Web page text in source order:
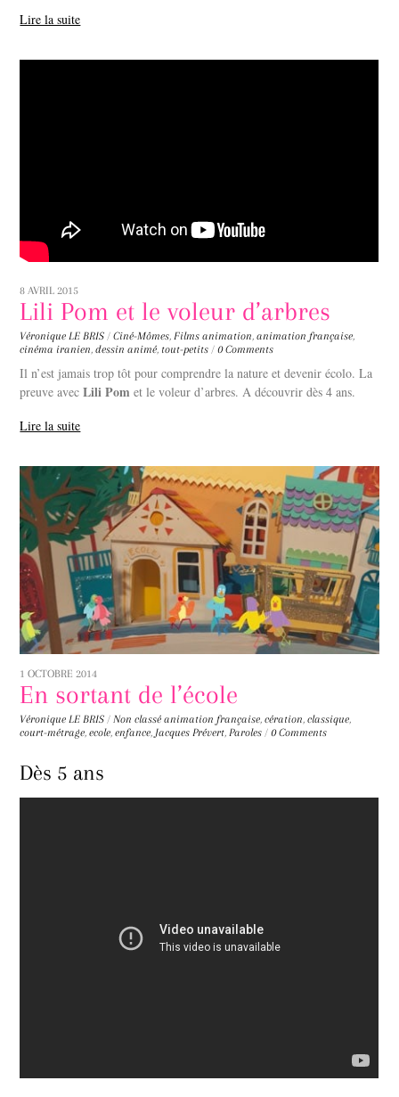
Lire la suite
8 AVRIL 2015
Lili Pom et le voleur d’arbres
Véronique LE BRIS / Ciné-Mômes, Films animation,animation française,
cinéma iranien,dessin animé, tout-petits / 0 Comments
Il n’est jamais trop tôt pour comprendre la nature et devenir écolo. La
preuve avecLili Pom et le voleur d’arbres. A découvrir dès 4 ans.
Lire la suite
1 OCTOBRE 2014
En sortant de l’école
Véronique LE BRIS / Non classé animation française,cération,classique,
court-métrage,ecole,enfance, Jacques Prévert, Paroles / 0 Comments
Dès 5 ans